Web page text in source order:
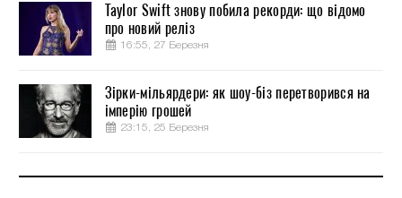
Taylor Swift знову побила рекорди: що відомо
про новий реліз
16:55, 27 Березня
Зірки-мільярдери: як шоу-біз перетворився на
імперію грошей
23:15, 25 Березня